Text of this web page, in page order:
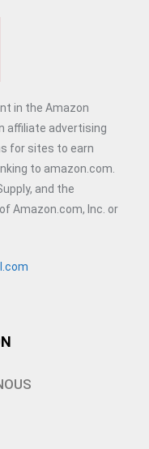
in the Amazon
affiliate advertising
for sites to earn
to amazon.com.
and the
Amazon.com, Inc. or